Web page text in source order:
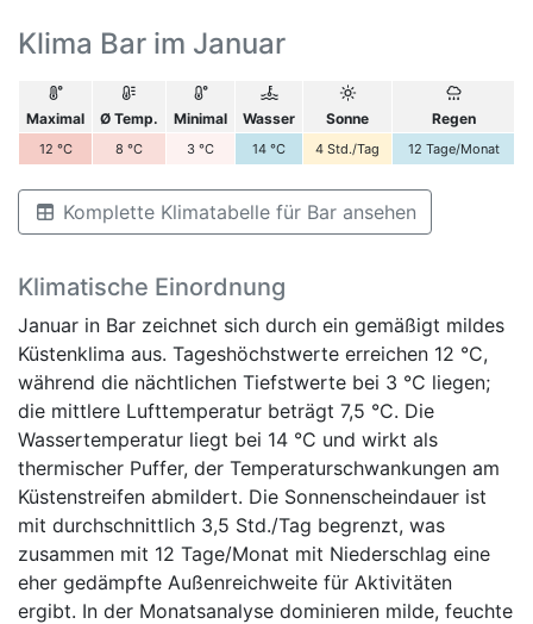
Klima Bar im Januar
Maximal Ø Temp. Minimal Wasser Sonne Regen
12 °C 8 °C 3 °C 14 °C 4 Std./Tag 12 Tage/Monat
Komplette Klimatabelle für Bar ansehen
Klimatische Einordnung
Januar in Bar zeichnet sich durch ein gemäßigt mildes
Küstenklima aus. Tageshöchstwerte erreichen 12 °C,
während die nächtlichen Tiefstwerte bei 3 °C liegen;
die mittlere Lufttemperatur beträgt 7,5 °C. Die
Wassertemperatur liegt bei 14 °C und wirkt als
thermischer Puffer, der Temperaturschwankungen am
Küstenstreifen abmildert. Die Sonnenscheindauer ist
mit durchschnittlich 3,5 Std./Tag begrenzt, was
zusammen mit 12 Tage/Monat mit Niederschlag eine
eher gedämpfte Außenreichweite für Aktivitäten
ergibt. In der Monatsanalyse dominieren milde, feuchte